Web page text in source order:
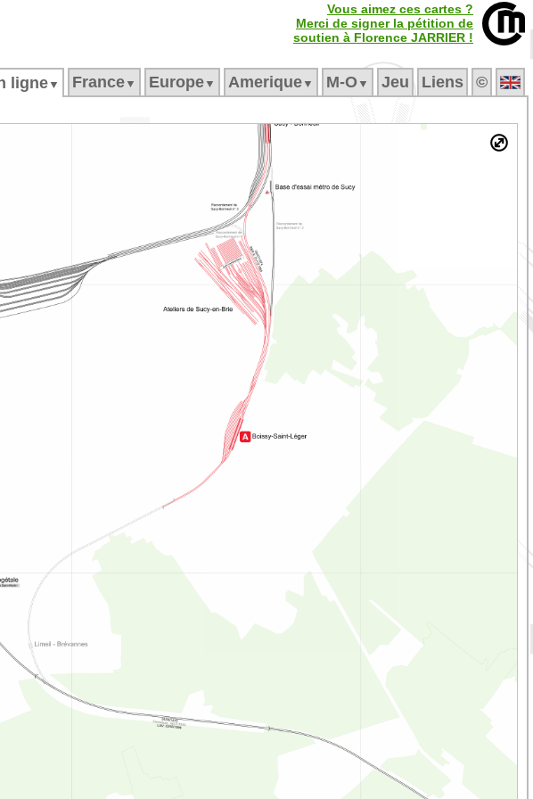
Vous aimez ces cartes ?
Merci de signer la pétition de
soutien à Florence JARRIER !
ligne ▼ France ▼ Europe ▼ Amerique ▼ M‑O ▼ Jeu Liens ©